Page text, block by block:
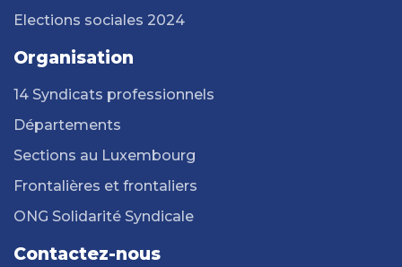
Elections sociales 2024
Organisation
14 Syndicats professionnels
Départements
Sections au Luxembourg
Frontalières et frontaliers
ONG Solidarité Syndicale
Contactez-nous